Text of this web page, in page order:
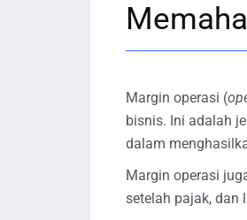
Margin operasi (
bisnis. Ini adalah
dalam
Margin operasi
setelah pajak, dan